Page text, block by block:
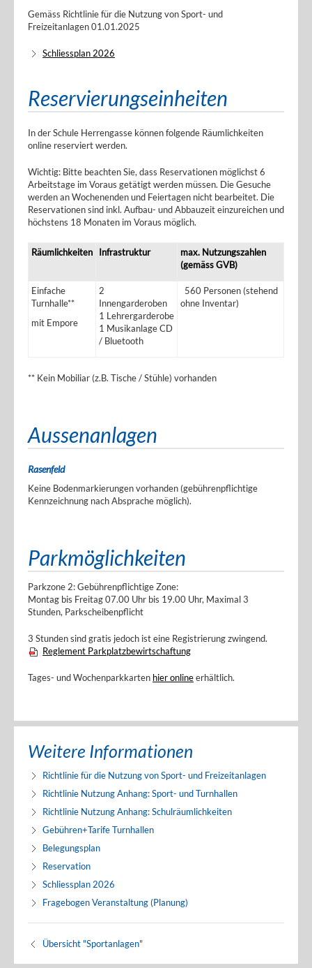
Gemäss Richtlinie für die Nutzung von Sport- und
Freizeitanlagen 01.01.2025
Schliessplan 2026
Reservierungseinheiten
In der Schule Herrengasse können folgende Räumlichkeiten
online reserviert werden.
Wichtig: Bitte beachten Sie, dass Reservationen möglichst 6
Arbeitstage im Voraus getätigt werden müssen. Die Gesuche
werden an Wochenenden und Feiertagen nicht bearbeitet. Die
Reservationen sind inkl. Aufbau- und Abbauzeit einzureichen und
höchstens 18 Monaten im Voraus möglich.
Räumlichkeiten Infrastruktur
max. Nutzungszahlen
(gemäss GVB)
Einfache
Turnhalle**
mit Empore
2
Innengarderoben
1 Lehrergarderobe
1 Musikanlage CD
/ Bluetooth
560 Personen (stehend
ohne Inventar)
** Kein Mobiliar (z.B. Tische / Stühle) vorhanden
Aussenanlagen
Rasenfeld
Keine Bodenmarkierungen vorhanden (gebührenpflichtige
Kennzeichnung nach Absprache möglich).
Parkmöglichkeiten
Parkzone 2: Gebührenpflichtige Zone:
Montag bis Freitag 07.00 Uhr bis 19.00 Uhr, Maximal 3
Stunden, Parkscheibenpflicht
3 Stunden sind gratis jedoch ist eine Registrierung zwingend.
Reglement Parkplatzbewirtschaftung
Tages- und Wochenparkkarten hier onlineerhältlich.
Weitere Informationen
Richtlinie für die Nutzung von Sport- und Freizeitanlagen
Richtlinie Nutzung Anhang: Sport- und Turnhallen
Richtlinie Nutzung Anhang: Schulräumlichkeiten
Gebühren+Tarife Turnhallen
Belegungsplan
Reservation
Schliessplan 2026
Fragebogen Veranstaltung (Planung)
Übersicht "Sportanlagen"